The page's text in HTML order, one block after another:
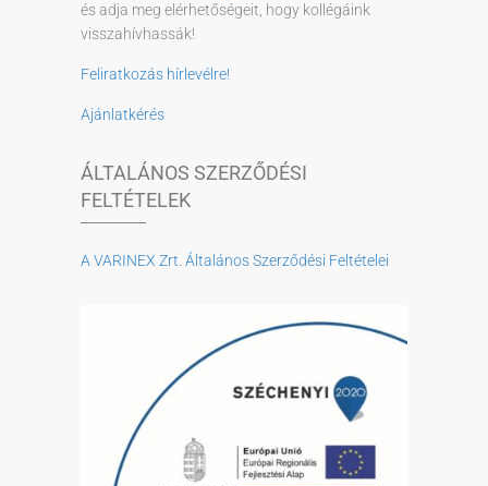
és adja meg elérhetőségeit, hogy kollégáink
visszahívhassák!
Feliratkozás hírlevélre!
Ajánlatkérés
ÁLTALÁNOS SZERZŐDÉSI
FELTÉTELEK
A VARINEX Zrt. Általános Szerződési Feltételei